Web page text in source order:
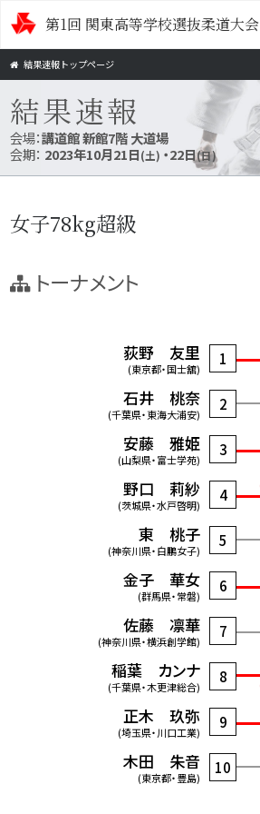
第1回 関東高等学校選抜柔道大会
結果速報トップページ
結果速報
会場：講道館 新館7階 大道場
会期： 2023年10月21日(土) ・22日(日)
女子78kg超級
トーナメント
1
荻野 友里
(東京都・国士舘)
2
石井 桃奈
(千葉県・東海大浦安)
3
安藤 雅姫
(山梨県・富士学苑)
4
野口 莉紗
(茨城県・水戸啓明)
5
東 桃子
(神奈川県・白鵬女子)
6
金子 華女
(群馬県・常磐)
7
佐藤 凛華
(神奈川県・横浜創学館)
8
稲葉 カンナ
(千葉県・木更津総合)
9
正木 玖弥
(埼玉県・川口工業)
10
木田 朱音
(東京都・豊島)